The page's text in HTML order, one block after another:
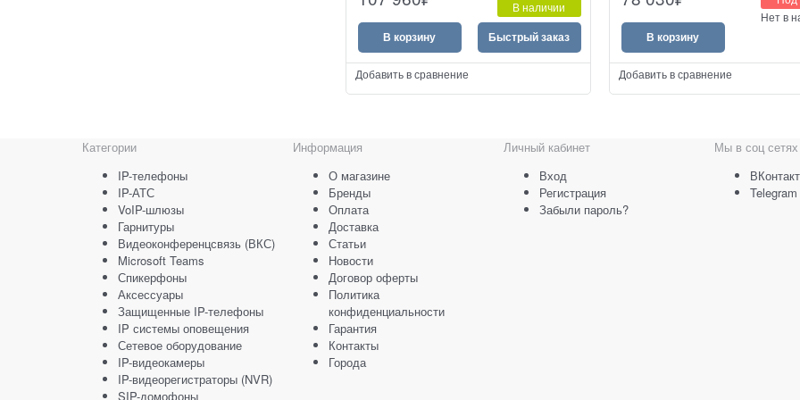
В наличии
В корзину Быстрый заказ
Добавить в сравнение
Нет в
В корзину
Добавить в сравнение
Категории
IP-телефоны
IP-АТС
VoIP-шлюзы
Гарнитуры
Видеоконференцсвязь (ВКС)
Microsoft Teams
Спикерфоны
Аксессуары
Защищенные IP-телефоны
IP системы оповещения
Сетевое оборудование
IP-видеокамеры
IP-видеорегистраторы (NVR)
SIP-домофоны
Информация
О магазине
Бренды
Оплата
Доставка
Статьи
Новости
Договор оферты
Политика
конфиденциальности
Гарантия
Контакты
Города
Личный кабинет
Вход
Регистрация
Забыли пароль?
Мы в соц сетях
Telegram